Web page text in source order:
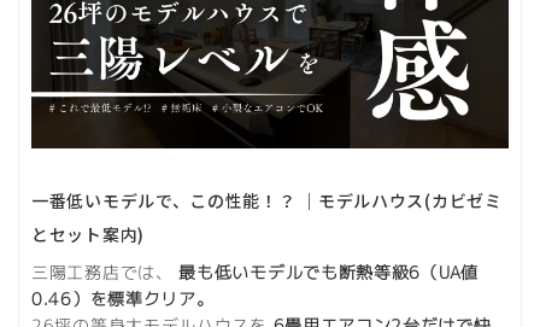
一番低いモデルで、この性能！？ ｜モデルハウス(カビゼミ
とセット案内)
三陽工務店では、最も低いモデルでも断熱等級6（UA値
0.46）を標準クリア。